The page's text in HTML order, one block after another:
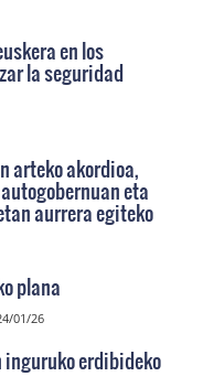
en los
la seguridad
arteko akordioa,
eta
aurrera egiteko
plana
01/26
inguruko erdibideko